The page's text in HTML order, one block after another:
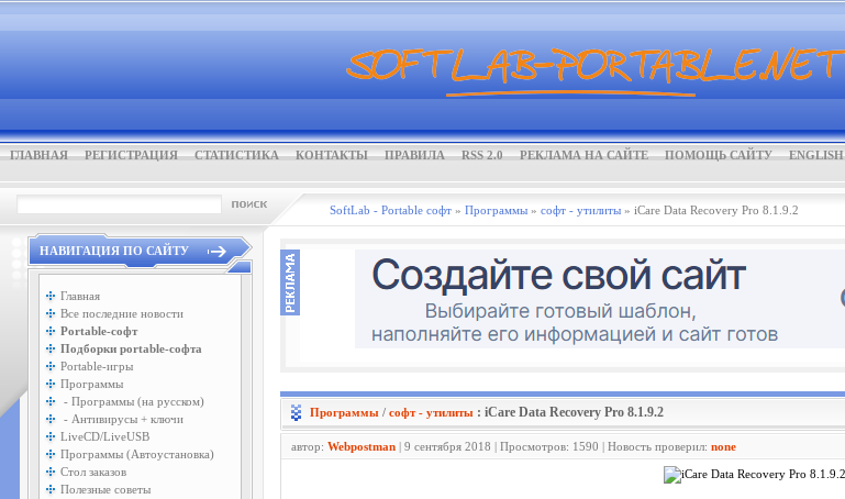
ГЛАВНАЯ РЕГИСТРАЦИЯ СТАТИСТИКА КОНТАКТЫ ПРАВИЛА RSS 2.0 РЕКЛАМА НА САЙТЕ ПОМОЩЬ САЙТУ ENGLISH
SoftLab - Portable софт » Программы » софт - утилиты » iCare Data Recovery Pro 8.1.9.2
НАВИГАЦИЯ ПО САЙТУ
Главная
Все последние новости
Portable-софт
Подборки portable-софта
Portable-игры
Программы
- Программы (на русском)
- Антивирусы + ключи
LiveCD/LiveUSB
Программы (Автоустановка)
Стол заказов
Полезные советы
Программы / софт - утилиты : iCare Data Recovery Pro 8.1.9.2
автор: Webpostman | 9 сентября 2018 | Просмотров: 1590 | Новость проверил: none